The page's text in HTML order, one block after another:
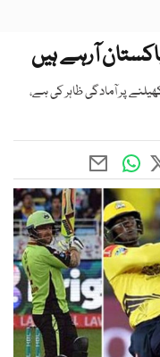
آرہے ہیں
پر آمادگی ظاہر کی ہے،